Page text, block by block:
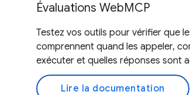
Évaluations WebMCP
Testez vos outils pour vérifier que
comprennent quand les appeler,
exécuter et quelles réponses sont
Lire la documentation